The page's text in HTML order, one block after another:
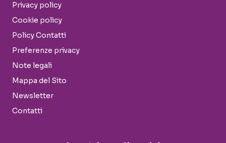
Privacy policy
Cookie policy
Policy Contatti
Preferenze privacy
Note legali
Mappa del Sito
Newsletter
Contatti